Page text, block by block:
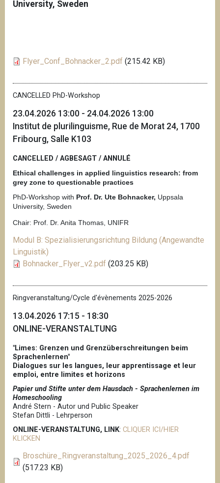
University, Sweden
Flyer_Conf_Bohnacker_2.pdf (215.42 KB)
CANCELLED PhD-Workshop
23.04.2026 13:00 - 24.04.2026 13:00
Institut de plurilinguisme, Rue de Morat 24, 1700
Fribourg, Salle K103
CANCELLED / AGBESAGT / ANNULÉ
Ethical challenges in applied linguistics research: from
grey zone to questionable practices
PhD-Workshop with Prof. Dr. Ute Bohnacker, Uppsala
University, Sweden
Chair: Prof. Dr. Anita Thomas, UNIFR
Modul B: Spezialisierungsrichtung Bildung (Angewandte
Linguistik)
Bohnacker_Flyer_v2.pdf (203.25 KB)
Ringveranstaltung/Cycle d'évènements 2025-2026
13.04.2026 17:15 - 18:30
ONLINE-VERANSTALTUNG
"Limes: Grenzen und Grenzüberschreitungen beim
Sprachenlernen"
Dialogues sur les langues, leur apprentissage et leur
emploi, entre limites et horizons
Papier und Stifte unter dem Hausdach - Sprachenlernen im
Homeschooling
André Stern - Autor und Public Speaker
Stefan Dittli - Lehrperson
ONLINE-VERANSTALTUNG, LINK: CLIQUER ICI/HIER
KLICKEN
Broschüre_Ringveranstaltung_2025_2026_4.pdf
(517.23 KB)